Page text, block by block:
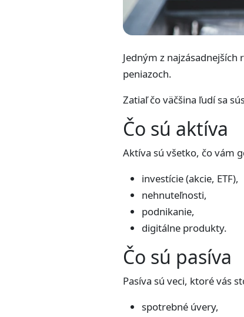
Jedným z
peniazoch.
Zatiaľ čo väčšina ľudí sa
Čo sú aktíva
Aktíva sú všetko, čo vám
investície (akcie, ETF),
nehnuteľnosti,
podnikanie,
digitálne produkty.
Čo sú pasíva
Pasíva sú veci, ktoré vás
spotrebné úvery,